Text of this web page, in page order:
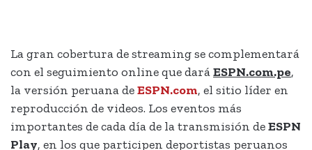
La gran cobertura de streaming se complementará
con el seguimiento online que daráESPN.com.pe,
la versión peruana deESPN.com, el sitio líder en
reproducción de videos. Los eventos más
importantes de cada día de la transmisión deESPN
Play, en los que participen deportistas peruanos